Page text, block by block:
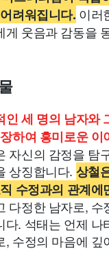
려워집니다. 이러
게 웃음과 감동을
인 세 명의 남자와
하여 흥미로운 이
자신의 감정을 탐
상징합니다. 상철
수정과의 관계에
다정한 남자로, 수
다. 석태는 언제 나
, 수정의 마음에 깊